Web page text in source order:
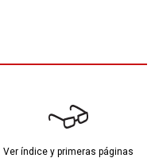
Ver índice y primeras páginas